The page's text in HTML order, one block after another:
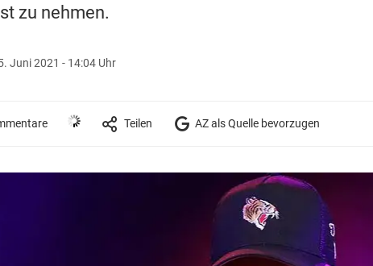
zu nehmen.
Juni 2021 - 14:04 Uhr
Teilen AZ als Quelle bevorzugen